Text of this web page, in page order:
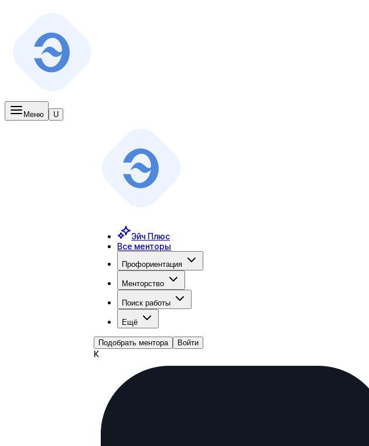
Меню U
Эйч Плюс
Все менторы
Профориентация
Менторство
Поиск работы
Ещё
Подобрать ментора Войти
К